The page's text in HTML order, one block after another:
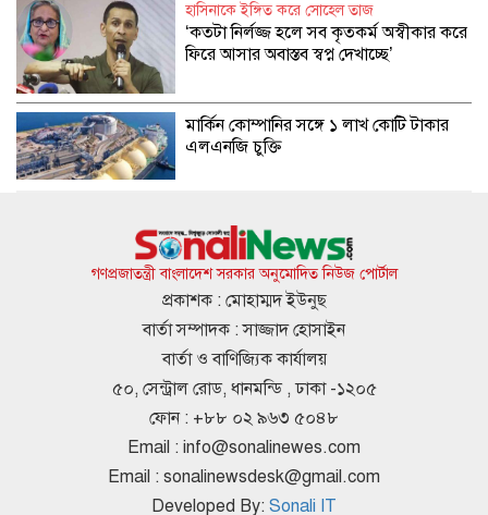
হাসিনাকে ইঙ্গিত করে সোহেল তাজ
‍‘কতটা নির্লজ্জ হলে সব কৃতকর্ম অস্বীকার করে
ফিরে আসার অবাস্তব স্বপ্ন দেখাচ্ছে‍‍’
মার্কিন কোম্পানির সঙ্গে ১ লাখ কোটি টাকার
এলএনজি চুক্তি
সাকিব আল হাসানের বাড়িতে আগুন,
পেট্রলবোমা বিস্ফোরণ
জুলাই গণঅভ্যুত্থান নিয়ে ২ মিনিট ১২
সেকেন্ডের ‘বিতর্কিত’ ডকুমেন্টারিতে কী
আছে?
শেখ হাসিনার পালানোর রেসকিউ মিশন ও
পর্দার অন্তরালের নতুন তথ্য
গণপ্রজাতন্ত্রী বাংলাদেশ সরকার অনুমোদিত নিউজ পোর্টাল
প্রকাশক : মোহাম্মদ ইউনুছ
বার্তা সম্পাদক : সাজ্জাদ হোসাইন
বার্তা ও বাণিজ্যিক কার্যালয়
৫০, সেন্ট্রাল রোড, ধানমন্ডি , ঢাকা -১২০৫
ফোন : +৮৮ ০২ ৯৬৩ ৫০৪৮
Email : info@sonalinewes.com
Email : sonalinewsdesk@gmail.com
Developed By: Sonali IT